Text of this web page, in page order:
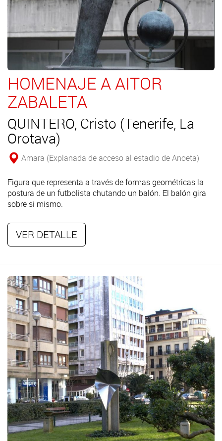
HOMENAJE A AITOR
ZABALETA
QUINTERO, Cristo (Tenerife, La
Orotava)
Amara (Explanada de acceso al estadio de Anoeta)
Figura que representa a través de formas geométricas la
postura de un futbolista chutando un balón. El balón gira
sobre si mismo.
VER DETALLE